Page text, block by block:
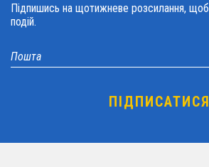
Підпишись на щотижневе розсилання, щоб
подій.